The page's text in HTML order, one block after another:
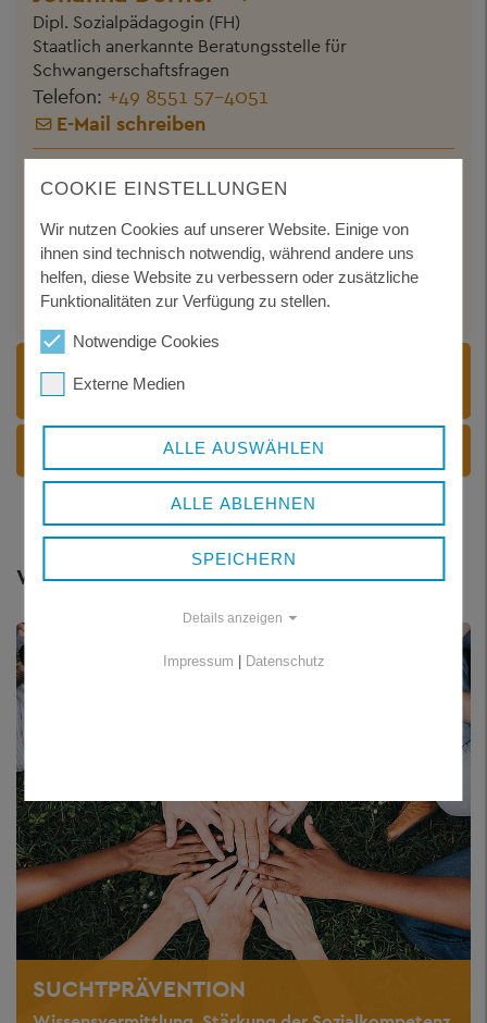
Dipl. Sozialpädagogin (FH)
Staatlich anerkannte Beratungsstelle für
Schwangerschaftsfragen
Telefon: +49 8551 57-4051
E-Mail schreiben
Kinder- und jugendärztlicher Dienst
Christopher Kessel
Sozialpädagoge B.A.
Telefon:+49 8551 57-4053
E-Mail schreiben
BUCHUNGSUNTERLAGEN ZUM
DOWNLOAD
WEITERE INFORMATIONSLINKS
Weitere Themen
SUCHTPRÄVENTION
COOKIE EINSTELLUNGEN
Wir nutzen Cookies auf unserer Website. Einige von
ihnen sind technisch notwendig, während andere uns
helfen, diese Website zu verbessern oder zusätzliche
Funktionalitäten zur Verfügung zu stellen.
Notwendige Cookies
Externe Medien
ALLE AUSWÄHLEN
ALLE ABLEHNEN
SPEICHERN
Details anzeigen
Impressum | Datenschutz